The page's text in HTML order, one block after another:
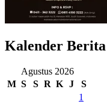
Kalender Berita
Agustus 2026
M S S R K J
S
1